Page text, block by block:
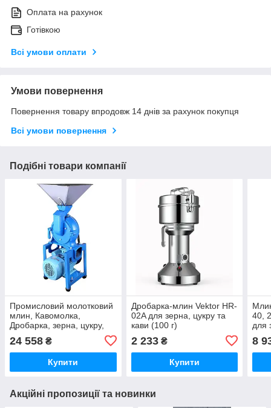
Оплата на рахунок
Готівкою
Всі умови оплати
Умови повернення
Повернення товару впродовж 14 днів за рахунок покупця
Всі умови повернення
Подібні товари компанії
Промисловий молотковий
млин, Кавомолка,
Дробарка, зерна, цукру,
24 558 ₴
Купити
Дробарка-млин Vektor HR-
02A для зерна, цукру та
кави (100 г)
2 233₴
Купити
40,
для
8
Акційні пропозиції та новинки